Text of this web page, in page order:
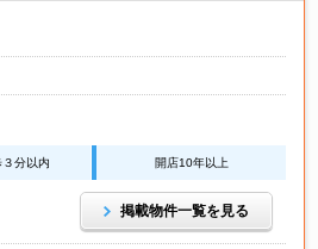
分以内 開店10年以上
掲載物件一覧を見る